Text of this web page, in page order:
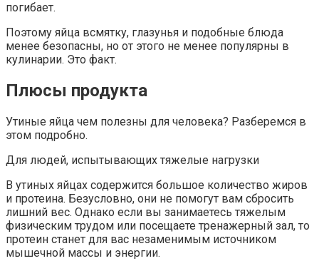
погибает.
Поэтому яйца всмятку, глазунья и подобные блюда
менее безопасны, но от этого не менее популярны в
кулинарии. Это факт.
Плюсы продукта
Утиные яйца чем полезны для человека? Разберемся в
этом подробно.
Для людей, испытывающих тяжелые нагрузки
В утиных яйцах содержится большое количество жиров
и протеина. Безусловно, они не помогут вам сбросить
лишний вес. Однако если вы занимаетесь тяжелым
физическим трудом или посещаете тренажерный зал, то
протеин станет для вас незаменимым источником
мышечной массы и энергии.